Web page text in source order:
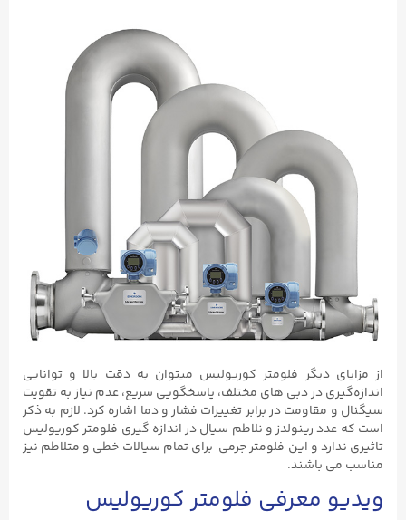
از مزایای دیگر فلومتر کوریولیس میتوان به دقت بالا و توانایی
اندازه‌گیری در دبی‌ های مختلف، پاسخگویی سریع، عدم نیاز به تقویت
سیگنال و مقاومت در برابر تغییرات فشار و دما اشاره کرد. لازم به ذکر
است که عدد رینولدز و نلاطم سیال در اندازه گیری فلومتر کوریولیس
تاثیری ندارد و این فلومتر جرمی برای تمام سیالات خطی و متلاطم نیز
مناسب می باشند.
ویدیو معرفی فلومتر کوریولیس